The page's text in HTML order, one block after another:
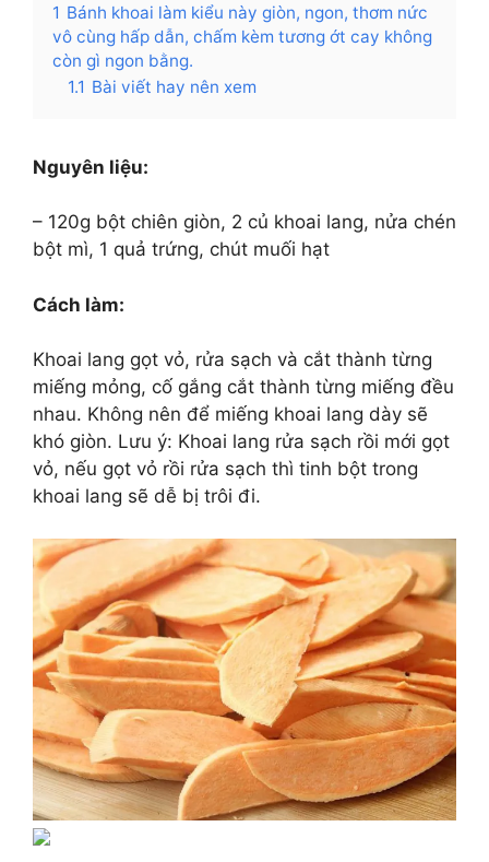
1 Bánh khoai làm kiểu này giòn, ngon, thơm nức
vô cùng hấp dẫn, chấm kèm tương ớt cay không
còn gì ngon bằng.
1.1 Bài viết hay nên xem
Nguyên liệu:
– 120g bột chiên giòn, 2 củ khoai lang, nửa chén
bột mì, 1 quả trứng, chút muối hạt
Cách làm:
Khoai lang gọt vỏ, rửa sạch và cắt thành từng
miếng mỏng, cố gắng cắt thành từng miếng đều
nhau. Không nên để miếng khoai lang dày sẽ
khó giòn. Lưu ý: Khoai lang rửa sạch rồi mới gọt
vỏ, nếu gọt vỏ rồi rửa sạch thì tinh bột trong
khoai lang sẽ dễ bị trôi đi.